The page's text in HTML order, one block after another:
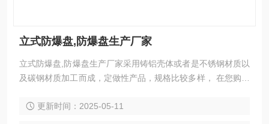
立式防爆盘,防爆盘生产厂家
立式防爆盘,防爆盘生产厂家采用铸铝壳体或者是不锈钢材质以
及碳钢材质加工而成，定做性产品，规格比较多样， 在您购买
技术参数。由于此种产品的型号繁多，在购买前一定要确认好
更新时间：2025-05-11